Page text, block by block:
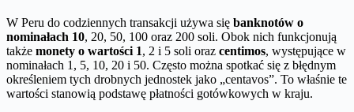
W Peru do codziennych transakcji używa się banknotów o
nominałach 10, 20, 50, 100 oraz 200 soli. Obok nich funkcjonują
także monety o wartości 1, 2 i 5 soli oraz centimos, występujące w
nominałach 1, 5, 10, 20 i 50. Często można spotkać się z błędnym
określeniem tych drobnych jednostek jako „centavos”. To właśnie te
wartości stanowią podstawę płatności gotówkowych w kraju.